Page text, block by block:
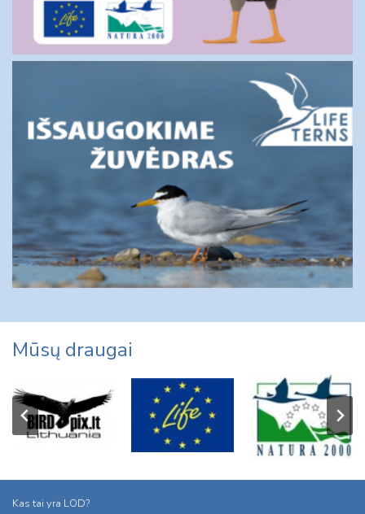
Mūsų draugai
Kas tai yra LOD?